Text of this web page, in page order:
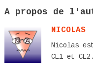
A propos de
NICOLAS
Nicolas
CE1 et CE2.